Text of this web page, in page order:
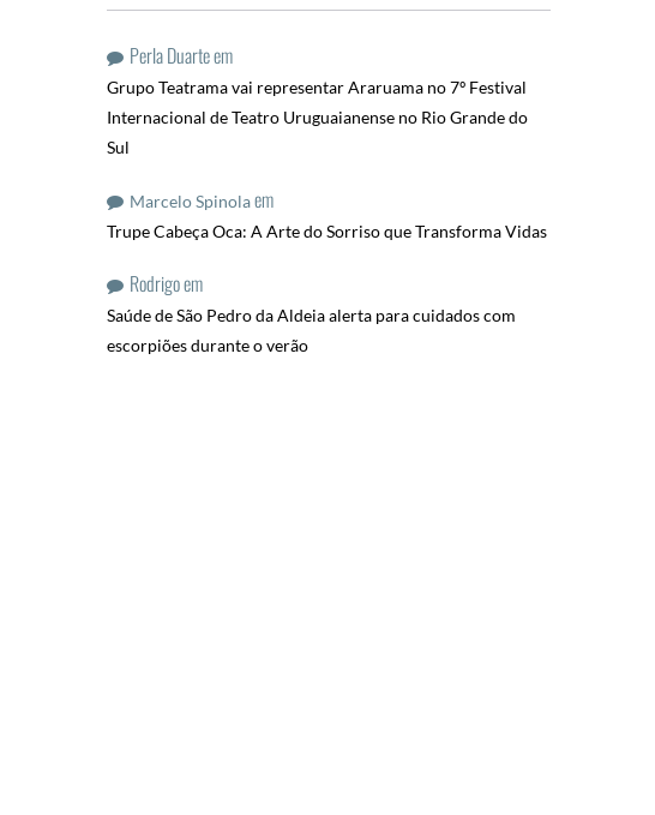
Perla Duarteem
Grupo Teatrama vai representar Araruama no 7º Festival
Internacional de Teatro Uruguaianense no Rio Grande do
Sul
Marcelo Spinolaem
Trupe Cabeça Oca: A Arte do Sorriso que Transforma Vidas
Rodrigoem
Saúde de São Pedro da Aldeia alerta para cuidados com
escorpiões durante o verão